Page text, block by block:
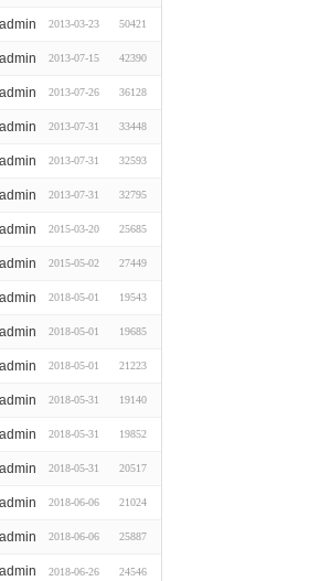
admin 2013-03-23 50421
admin 2013-07-15 42390
admin 2013-07-26 36128
admin 2013-07-31 33448
admin 2013-07-31 32593
admin 2013-07-31 32795
admin 2015-03-20 25685
admin 2015-05-02 27449
admin 2018-05-01 19543
admin 2018-05-01 19685
admin 2018-05-01 21223
admin 2018-05-31 19140
admin 2018-05-31 19852
admin 2018-05-31 20517
admin 2018-06-06 21024
admin 2018-06-06 25887
admin 2018-06-26 24546